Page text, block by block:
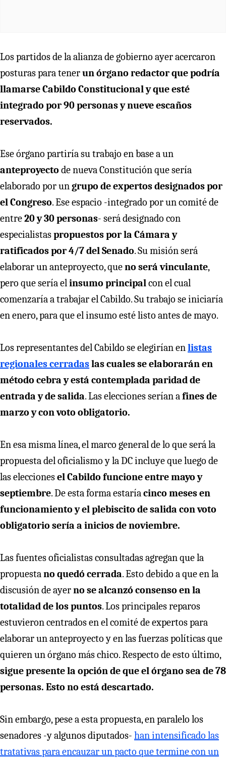
Los partidos de la alianza de gobierno ayer acercaron
posturas para tenerun órgano redactor que podría
llamarse Cabildo Constitucional y que esté
integrado por 90 personas y nueve escaños
reservados.
Ese órgano partiría su trabajo en base a un
anteproyecto de nueva Constitución que sería
elaborado por ungrupo de expertos designados por
el Congreso. Ese espacio -integrado por un comité de
entre20 y 30 personas- será designado con
especialistaspropuestos por la Cámara y
ratificados por 4/7 del Senado. Su misión será
elaborar un anteproyecto, queno será vinculante,
pero que sería elinsumo principalcon el cual
comenzaría a trabajar el Cabildo. Su trabajo se iniciaría
en enero, para que el insumo esté listo antes de mayo.
Los representantes del Cabildo se elegirían enlistas
regionales cerradaslas cuales se elaborarán en
método cebra y está contemplada paridad de
entrada y de salida. Las elecciones serían afines de
marzo y con voto obligatorio.
En esa misma línea, el marco general de lo que será la
propuesta del oficialismo y la DC incluye que luego de
las eleccionesel Cabildo funcione entre mayo y
septiembre. De esta forma estaríacinco meses en
funcionamiento y el plebiscito de salida con voto
obligatorio sería a inicios de noviembre.
Las fuentes oficialistas consultadas agregan que la
propuestano quedó cerrada. Esto debido a que en la
discusión de ayerno se alcanzó consenso en la
totalidad de los puntos. Los principales reparos
estuvieron centrados en el comité de expertos para
elaborar un anteproyecto y en las fuerzas políticas que
quieren un órgano más chico. Respecto de esto último,
sigue presente la opción de que el órgano sea de 78
personas. Esto no está descartado.
Sin embargo, pese a esta propuesta, en paralelo los
senadores -y algunos diputados- han intensificado las
tratativas para encauzar un pacto que termine con un